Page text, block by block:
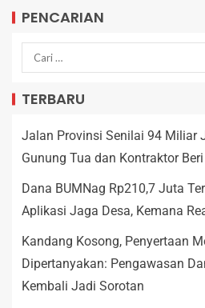
PENCARIAN
TERBARU
Jalan Provinsi Senilai 94 Miliar
Gunung Tua dan Kontraktor
Dana BUMNag Rp210,7 Juta
Aplikasi Jaga Desa, Kemana
Kandang Kosong, Penyertaan
Dipertanyakan: Pengawasan
Kembali Jadi Sorotan